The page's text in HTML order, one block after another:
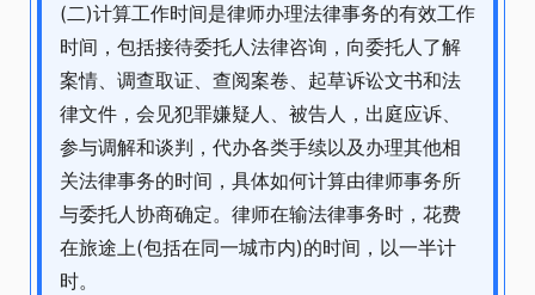
(二)计算工作时间是律师办理法律事务的有效工作
时间，包括接待委托人法律咨询，向委托人了解
案情、调查取证、查阅案卷、起草诉讼文书和法
律文件，会见犯罪嫌疑人、被告人，出庭应诉、
参与调解和谈判，代办各类手续以及办理其他相
关法律事务的时间，具体如何计算由律师事务所
与委托人协商确定。律师在输法律事务时，花费
在旅途上(包括在同一城市内)的时间，以一半计
时。